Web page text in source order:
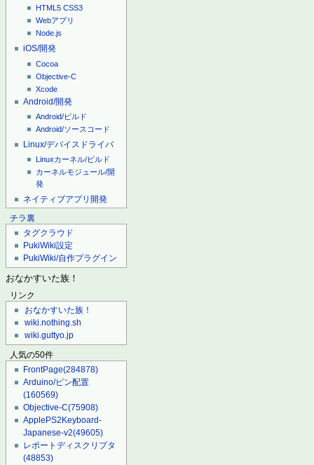
HTML5 CSS3
Webアプリ
Node.js
iOS/開発
Cocoa
Objective-C
Xcode
Android/開発
Android/ビルド
Android/ソースコード
Linux/デバイスドライバ
Linuxカーネル/ビルド
カーネルモジュール/開
発
ネイティブアプリ開発
チラ裏
タグクラウド
PukiWiki設定
PukiWiki/自作プラグイン
おなかすいた族！
リンク
おなかすいた族！
wiki.nothing.sh
wiki.guttyo.jp
人気の50件
FrontPage(284878)
Arduino/ピン配置
(160569)
Objective-C(75908)
ApplePS2Keyboard-
Japanese-v2(49605)
レポートディスクリプタ
(48853)